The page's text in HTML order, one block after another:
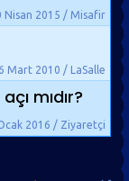
Nisan 2015 / Misafir
6 Mart 2010 / LaSalle
mıdır?
2016 / Ziyaretçi